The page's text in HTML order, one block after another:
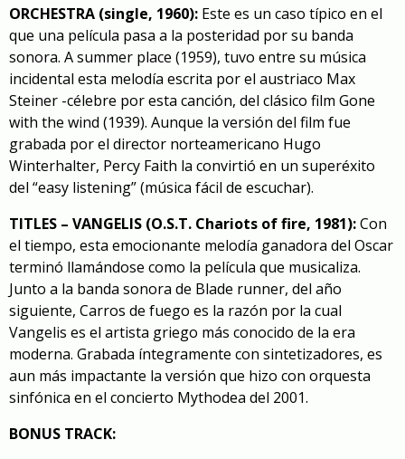
ORCHESTRA (single, 1960): Este es un caso típico en el
que una película pasa a la posteridad por su banda
sonora. A summer place (1959), tuvo entre su música
incidental esta melodía escrita por el austriaco Max
Steiner -célebre poresta canción, del clásico film Gone
with the wind (1939). Aunque la versión del film fue
grabada por el director norteamericano Hugo
Winterhalter, Percy Faith la convirtió en un superéxito
del “easy listening” (música fácil de escuchar).
TITLES – VANGELIS (O.S.T. Chariots of fire, 1981):Con
el tiempo, esta emocionante melodía ganadora del Oscar
terminó llamándose como la película que musicaliza.
Junto a la banda sonora de Blade runner, del año
siguiente, Carros de fuego es la razón por la cual
Vangelis es el artista griego más conocido de la era
moderna. Grabada íntegramente con sintetizadores, es
aun más impactante la versión que hizo con orquesta
sinfónica en el concierto Mythodea del 2001.
BONUS TRACK: